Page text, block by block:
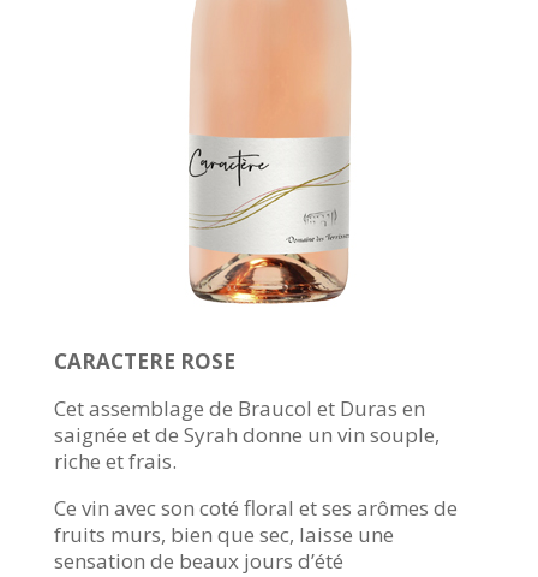
CARACTERE ROSE
Cet assemblage de Braucol et Duras en
saignée et de Syrah donne un vin souple,
riche et frais.
Ce vin avec son coté floral et ses arômes de
fruits murs, bien que sec, laisse une
sensation de beaux jours d’été